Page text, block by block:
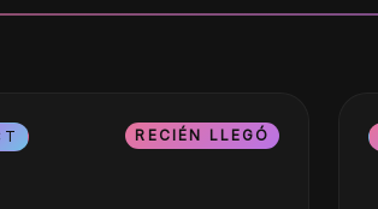
RECIÉN LLEGÓ